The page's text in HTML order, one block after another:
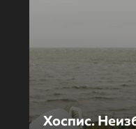
Хоспис.